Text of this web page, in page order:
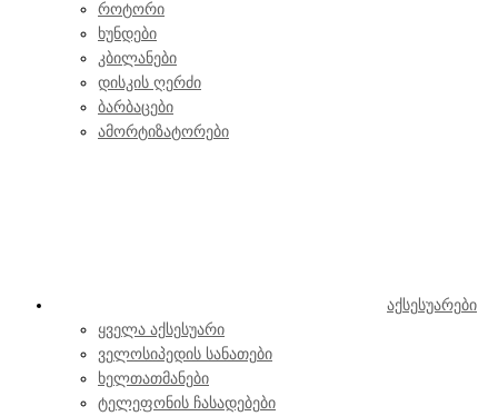
როტორი
ხუნდები
კბილანები
დისკის ღერძი
ბარბაცები
ამორტიზატორები
აქსესუარები
ყველა აქსესუარი
ველოსიპედის სანათები
ხელთათმანები
ტელეფონის ჩასადებები